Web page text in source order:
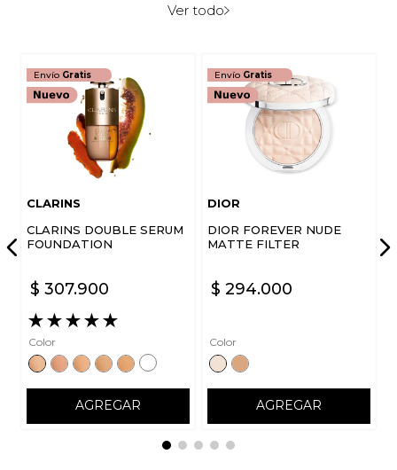
Dirección de email
Escribe un comentario
Ver todo
Envío Gratis
CLARINS
CLARINS DOUBLE SERUM
FOUNDATION
$ 307.900
★★★★★
Color
AGREGAR
Envío Gratis
DIOR
DIOR FOREVER NUDE
MATTE FILTER
$ 294.000
Color
AGREGAR